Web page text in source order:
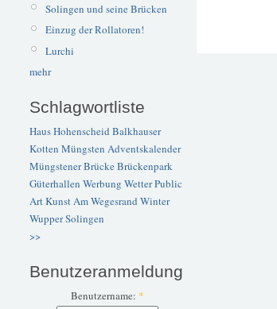
Solingen und seine Brücken
Einzug der Rollatoren!
Lurchi
mehr
Schlagwortliste
Haus Hohenscheid Balkhauser
Kotten Müngsten Adventskalender
Müngstener BrückeBrückenpark
Güterhallen Werbung WetterPublic
ArtKunstAm Wegesrand Winter
WupperSolingen
>>
Benutzeranmeldung
Benutzername: *